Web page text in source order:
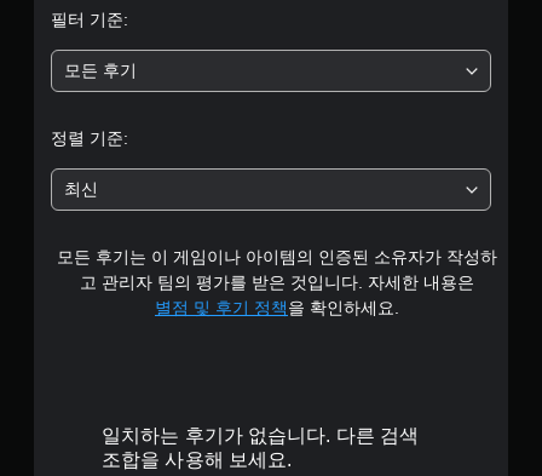
5
개
중
평
균
필터 기준:
모든 후기
정렬 기준:
최신
모든 후기는 이 게임이나 아이템의 인증된 소유자가 작성하
고 관리자 팀의 평가를 받은 것입니다. 자세한 내용은
별점 및 후기 정책을 확인하세요.
일치하는 후기가 없습니다. 다른 검색
조합을 사용해 보세요.